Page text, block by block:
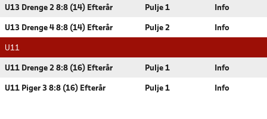
U13 Drenge 2 8:8 (14) Efterår Pulje 1 Info
U13 Drenge 4 8:8 (14) Efterår Pulje 2 Info
U11
U11 Drenge 2 8:8 (16) Efterår Pulje 1 Info
U11 Piger 3 8:8 (16) Efterår Pulje 1 Info